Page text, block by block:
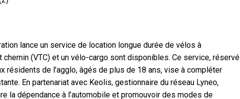
lance un service de location longue durée de vélos à
(VTC) et un vélo-cargo sont disponibles. Ce service, réservé
résidents de l’agglo, âgés de plus de 18 ans, vise à compléter
En partenariat avec Keolis, gestionnaire du réseau Lyneo,
la dépendance à l’automobile et promouvoir des modes de